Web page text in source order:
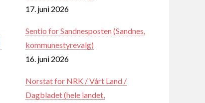
17. juni 2026
Sentio for Sandnesposten (Sandnes,
kommunestyrevalg)
16. juni 2026
Norstat for NRK / Vårt Land /
Dagbladet (hele landet,